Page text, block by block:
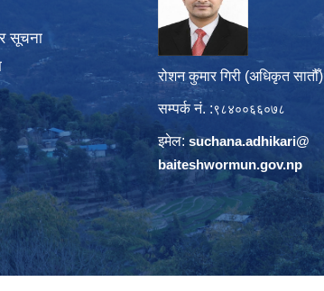
सूचना
रोशन कुमार गिरी (अधिकृत सातौँ)
सम्पर्क नं. :९८४००६६०७८
इमेल: suchana.adhikari@
baiteshwormun.gov.np